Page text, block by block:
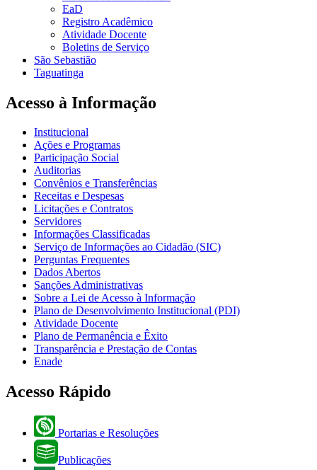
EaD
Registro Acadêmico
Atividade Docente
Boletins de Serviço
São Sebastião
Taguatinga
Acesso à Informação
Institucional
Ações e Programas
Participação Social
Auditorias
Convênios e Transferências
Receitas e Despesas
Licitações e Contratos
Servidores
Informações Classificadas
Serviço de Informações ao Cidadão (SIC)
Perguntas Frequentes
Dados Abertos
Sanções Administrativas
Sobre a Lei de Acesso à Informação
Plano de Desenvolvimento Institucional (PDI)
Atividade Docente
Plano de Permanência e Êxito
Transparência e Prestação de Contas
Enade
Acesso Rápido
Portarias e Resoluções
Publicações